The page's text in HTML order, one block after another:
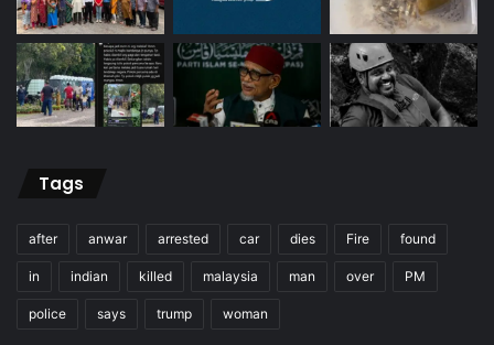
Tags
after anwar arrested car dies Fire found
in indian killed malaysia man over PM
police says trump woman